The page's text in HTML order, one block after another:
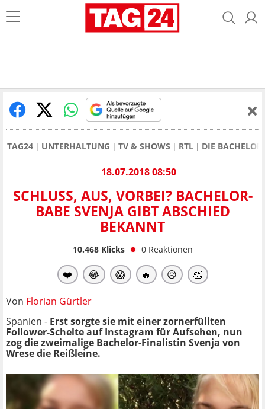
TAG24 UNTERHALTUNG TV & SHOWS RTL DIE
18.07.2018 08:50
SCHLUSS, AUS, VORBEI? BACHELOR-
BABE SVENJA GIBT ABSCHIED
BEKANNT
10.468Klicks 0 Reaktionen
❤️ 😂 😱 🔥 😥 👏
Von Florian Gürtler
Spanien - Erst sorgte sie mit einer zornerfüllten
Follower-Schelte auf Instagram für Aufsehen, nun
zog die zweimalige Bachelor-Finalistin Svenja von
Wrese die Reißleine.